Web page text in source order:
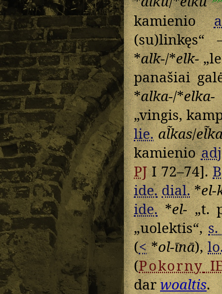
kamienio
*alk-/*elk-
panašiai
*alka-/*elka-
„vingis,
lie. al̃kas/
kamienio
PJI 72–74].
ide. dial.*el-
ide.*el-„t.
„uolektis“,
(<*ol-īnā),
(Pokorny
darwoaltis.